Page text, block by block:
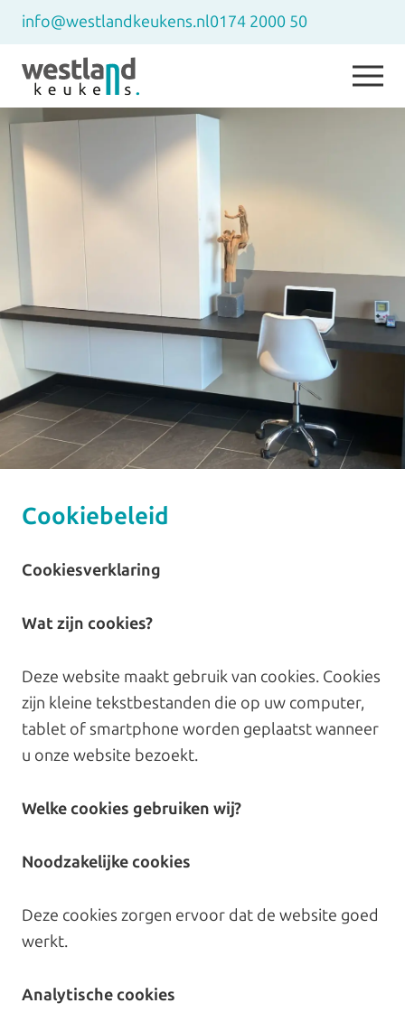
info@westlandkeukens.nl0174 2000 50
Cookiebeleid
Cookiesverklaring
Wat zijn cookies?
Deze website maakt gebruik van cookies. Cookies
zijn kleine tekstbestanden die op uw computer,
tablet of smartphone worden geplaatst wanneer
u onze website bezoekt.
Welke cookies gebruiken wij?
Noodzakelijke cookies
Deze cookies zorgen ervoor dat de website goed
werkt.
Analytische cookies